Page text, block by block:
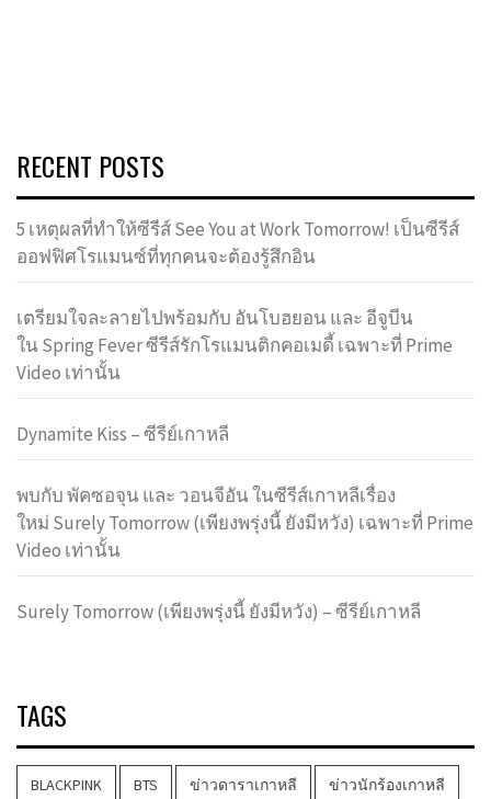
RECENT POSTS
5 เหตุผลที่ทำให้ซีรีส์ See You at Work Tomorrow! เป็นซีรีส์
ออฟฟิศโรแมนซ์ที่ทุกคนจะต้องรู้สึกอิน
เตรียมใจละลายไปพร้อมกับ อันโบฮยอน และ อีจูบีน
ใน Spring Fever ซีรีส์รักโรแมนติกคอเมดี้ เฉพาะที่ Prime
Video เท่านั้น
Dynamite Kiss – ซีรีย์เกาหลี
พบกับ พัคซอจุน และ วอนจีอัน ในซีรีส์เกาหลีเรื่อง
ใหม่ Surely Tomorrow (เพียงพรุ่งนี้ ยังมีหวัง) เฉพาะที่ Prime
Video เท่านั้น
Surely Tomorrow (เพียงพรุ่งนี้ ยังมีหวัง) – ซีรีย์เกาหลี
TAGS
BLACKPINK BTS ข่าวดาราเกาหลี ข่าวนักร้องเกาหลี